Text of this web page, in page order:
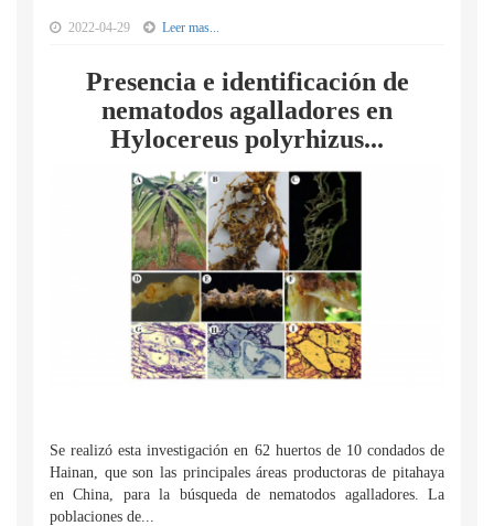
2022-04-29 Leer mas...
Presencia e identificación de
nematodos agalladores en
Hylocereus polyrhizus...
Se realizó esta investigación en 62 huertos de 10 condados de
Hainan, que son las principales áreas productoras de pitahaya
en China, para la búsqueda de nematodos agalladores. La
poblaciones de...